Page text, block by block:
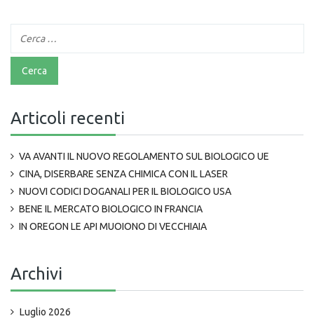
Articoli recenti
VA AVANTI IL NUOVO REGOLAMENTO SUL BIOLOGICO UE
CINA, DISERBARE SENZA CHIMICA CON IL LASER
NUOVI CODICI DOGANALI PER IL BIOLOGICO USA
BENE IL MERCATO BIOLOGICO IN FRANCIA
IN OREGON LE API MUOIONO DI VECCHIAIA
Archivi
Luglio 2026